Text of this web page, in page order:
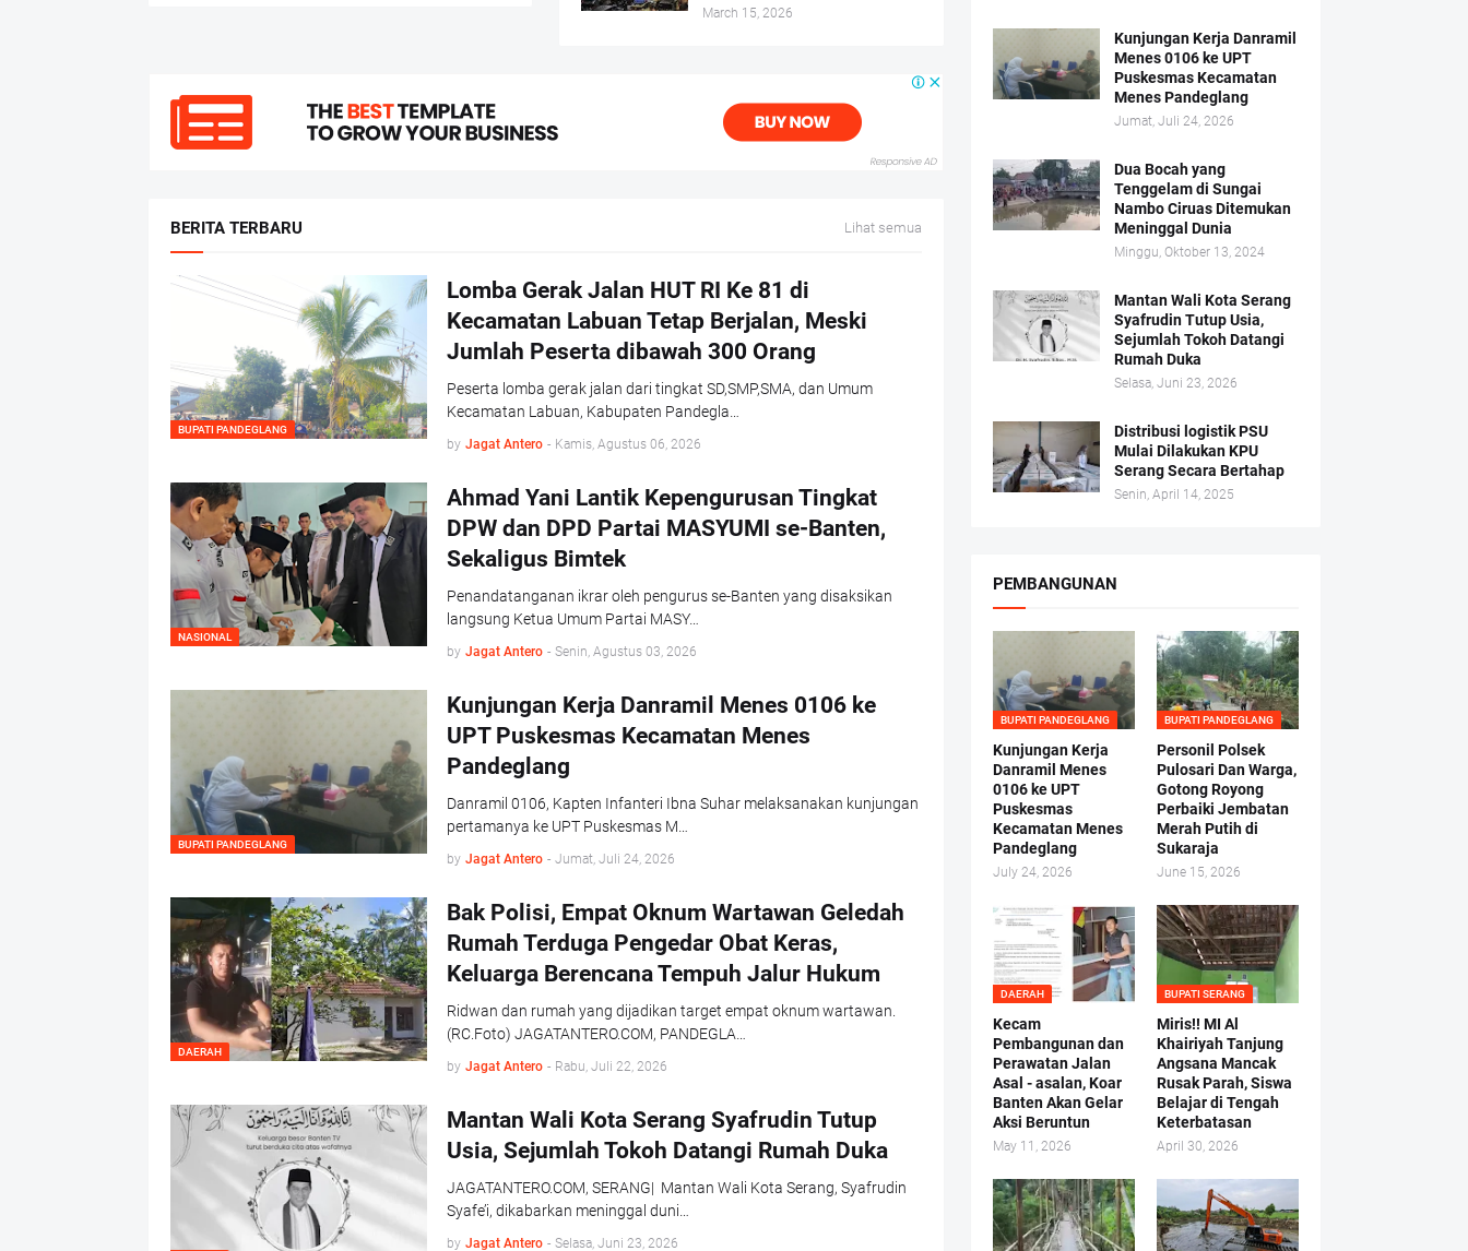
March 15, 2026
BERITA TERBARU Lihat semua
BUPATI PANDEGLANG
Lomba Gerak Jalan HUT RI Ke 81 di
Kecamatan Labuan Tetap Berjalan, Meski
Jumlah Peserta dibawah 300 Orang
Peserta lomba gerak jalan dari tingkat SD,SMP,SMA, dan Umum
Kecamatan Labuan, Kabupaten Pandegla…
by Jagat Antero - Kamis, Agustus 06, 2026
NASIONAL
Ahmad Yani Lantik Kepengurusan Tingkat
DPW dan DPD Partai MASYUMI se-Banten,
Sekaligus Bimtek
Penandatanganan ikrar oleh pengurus se-Banten yang disaksikan
langsung Ketua Umum Partai MASY…
by Jagat Antero - Senin, Agustus 03, 2026
BUPATI PANDEGLANG
Kunjungan Kerja Danramil Menes 0106 ke
UPT Puskesmas Kecamatan Menes
Pandeglang
Danramil 0106, Kapten Infanteri Ibna Suhar melaksanakan kunjungan
pertamanya ke UPT Puskesmas M…
by Jagat Antero - Jumat, Juli 24, 2026
DAERAH
Bak Polisi, Empat Oknum Wartawan Geledah
Rumah Terduga Pengedar Obat Keras,
Keluarga Berencana Tempuh Jalur Hukum
Ridwan dan rumah yang dijadikan target empat oknum wartawan.
(RC.Foto) JAGATANTERO.COM, PANDEGLA…
by Jagat Antero - Rabu, Juli 22, 2026
Mantan Wali Kota Serang Syafrudin Tutup
Usia, Sejumlah Tokoh Datangi Rumah Duka
JAGATANTERO.COM, SERANG| Mantan Wali Kota Serang, Syafrudin
Syafe’i, dikabarkan meninggal duni…
by Jagat Antero - Selasa, Juni 23, 2026
Kunjungan Kerja Danramil
Menes 0106 ke UPT
Puskesmas Kecamatan
Menes Pandeglang
Jumat, Juli 24, 2026
Dua Bocah yang
Tenggelam di Sungai
Nambo Ciruas Ditemukan
Meninggal Dunia
Minggu, Oktober 13, 2024
Mantan Wali Kota Serang
Syafrudin Tutup Usia,
Sejumlah Tokoh Datangi
Rumah Duka
Selasa, Juni 23, 2026
Distribusi logistik PSU
Mulai Dilakukan KPU
Serang Secara Bertahap
Senin, April 14, 2025
PEMBANGUNAN
BUPATI PANDEGLANG
Kunjungan Kerja
Danramil Menes
0106 ke UPT
Puskesmas
Kecamatan Menes
Pandeglang
July 24, 2026
BUPATI PANDEGLANG
Personil Polsek
Pulosari Dan Warga,
Gotong Royong
Perbaiki Jembatan
Merah Putih di
Sukaraja
June 15, 2026
DAERAH
Kecam
Pembangunan dan
Perawatan Jalan
Asal - asalan, Koar
Banten Akan Gelar
Aksi Beruntun
May 11, 2026
BUPATI SERANG
Miris!! MI Al
Khairiyah Tanjung
Angsana Mancak
Rusak Parah, Siswa
Belajar di Tengah
Keterbatasan
April 30, 2026